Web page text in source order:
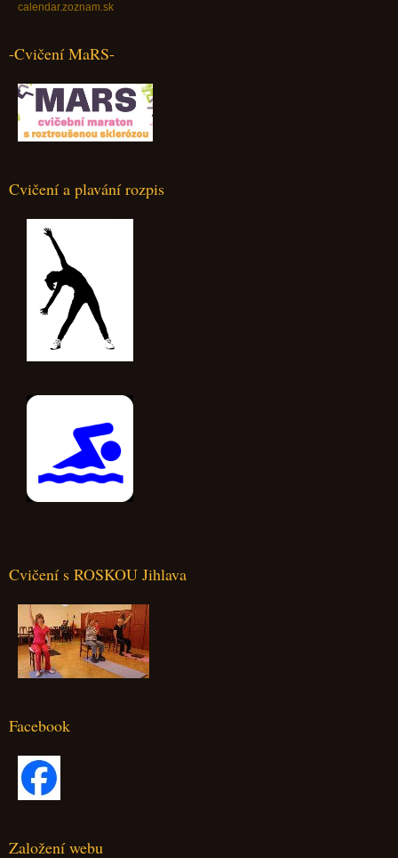
calendar.zoznam.sk
-Cvičení MaRS-
Cvičení a plavání rozpis
Cvičení s ROSKOU Jihlava
Facebook
Založení webu